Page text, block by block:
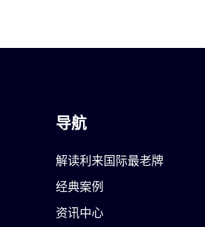
导航
解读利来国际最老牌
经典案例
资讯中心